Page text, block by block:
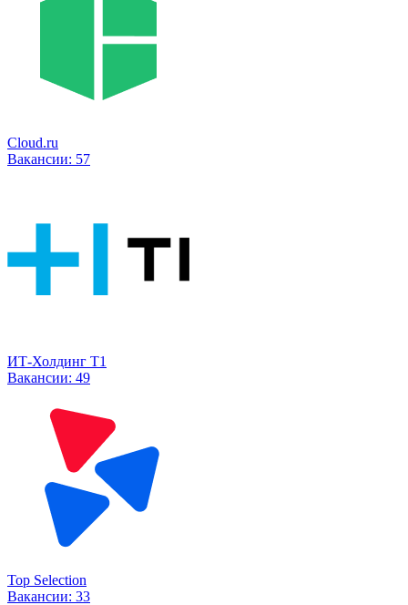
Cloud.ru
Вакансии: 57
ИТ-Холдинг Т1
Вакансии: 49
Top Selection
Вакансии: 33